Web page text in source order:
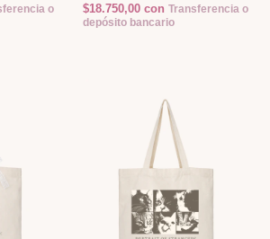
o
$18.750,00 con Transferencia o
depósito bancario